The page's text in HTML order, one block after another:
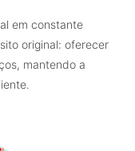
em constante
original: oferecer
mantendo a